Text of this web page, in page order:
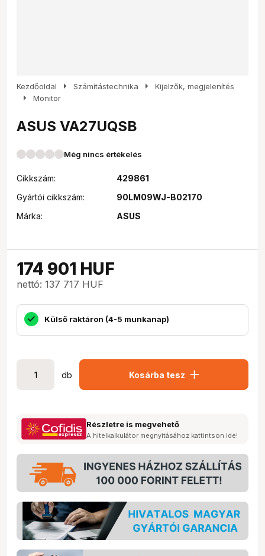
Kezdőoldal arrow_right Számítástechnika arrow_right Kijelzők, megjelenítés
arrow_right Monitor
ASUS VA27UQSB
Még nincs értékelés
Cikkszám:
429861
Gyártói cikkszám:
90LM09WJ-B02170
Márka:
ASUS
174 901 HUF
nettó: 137 717 HUF
Külső raktáron (4-5 munkanap)
db Kosárba tesz add
Részletre is megvehető
A hitelkalkulátor megnyitásához kattintson ide!